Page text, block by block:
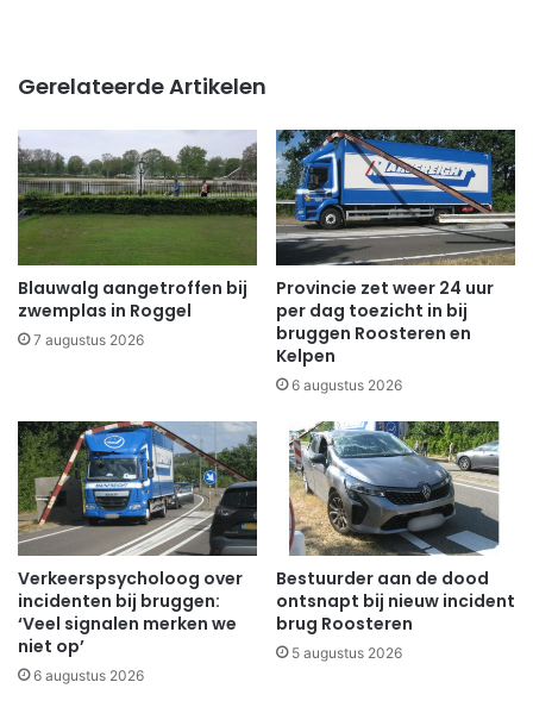
Gerelateerde Artikelen
Blauwalg aangetroffen bij
zwemplas in Roggel
7 augustus 2026
Provincie zet weer 24 uur
per dag toezicht in bij
bruggen Roosteren en
Kelpen
6 augustus 2026
Verkeerspsycholoog over
incidenten bij bruggen:
‘Veel signalen merken we
niet op’
6 augustus 2026
Bestuurder aan de dood
ontsnapt bij nieuw incident
brug Roosteren
5 augustus 2026